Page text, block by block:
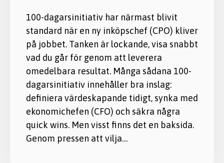
100-dagarsinitiativ har närmast blivit
standard när en ny inköpschef (CPO) kliver
på jobbet. Tanken är lockande, visa snabbt
vad du går för genom att leverera
omedelbara resultat. Många sådana 100-
dagarsinitiativ innehåller bra inslag:
definiera värdeskapande tidigt, synka med
ekonomichefen (CFO) och säkra några
quick wins. Men visst finns det en baksida.
Genom pressen att vilja…